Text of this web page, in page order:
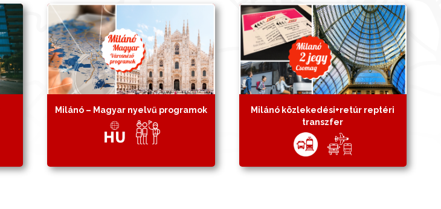
Milánó – Magyar nyelvű programok
Milánó közlekedési+retúr reptéri
transzfer